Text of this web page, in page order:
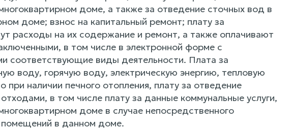
доме, а также за отведение сточных вод в
доме; взнос на капитальный ремонт; плату за
расходы на их содержание и ремонт, а также оплачивают
в том числе в электронной форме с
соответствующие виды деятельности. Плата за
воду, горячую воду, электрическую энергию, тепловую
наличии печного отопления, плату за отведение
в том числе плату за данные коммунальные услуги,
доме в случае непосредственного
помещений в данном доме.